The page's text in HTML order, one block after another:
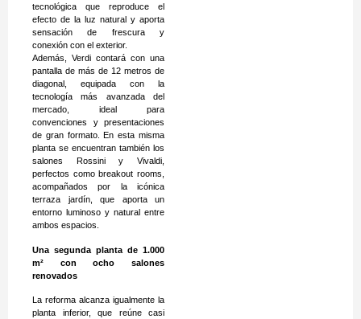
tecnológica que reproduce el
efecto de la luz natural y aporta
sensación de frescura y
conexión con el exterior.
Además, Verdi contará con una
pantalla de más de 12 metros de
diagonal, equipada con la
tecnología más avanzada del
mercado, ideal para
convenciones y presentaciones
de gran formato. En esta misma
planta se encuentran también los
salones Rossini y Vivaldi,
perfectos como breakout rooms,
acompañados por la icónica
terraza jardín, que aporta un
entorno luminoso y natural entre
ambos espacios.
Una segunda planta de 1.000
m² con ocho salones
renovados
La reforma alcanza igualmente la
planta inferior, que reúne casi